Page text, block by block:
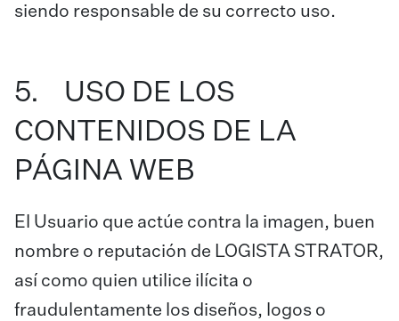
siendo responsable de su correcto uso.
5. USO DE LOS
CONTENIDOS DE LA
PÁGINA WEB
El Usuario que actúe contra la imagen, buen
nombre o reputación de LOGISTA STRATOR,
así como quien utilice ilícita o
fraudulentamente los diseños, logos o